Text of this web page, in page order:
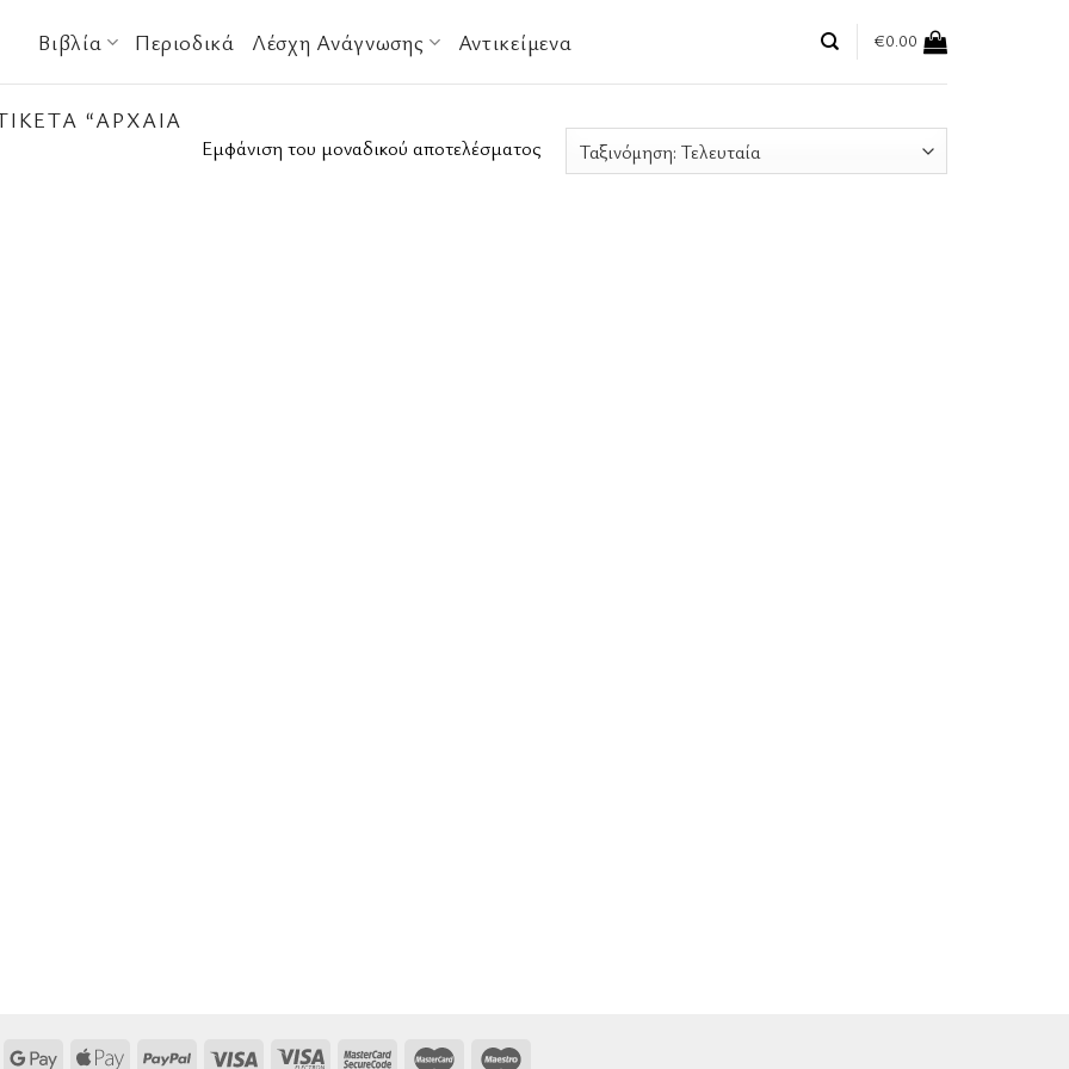
Βιβλία Περιοδικά Λέσχη Ανάγνωσης Αντικείμενα €0.00
“ΑΡΧΑΊΑ
Εμφάνιση του μοναδικού αποτελέσματος